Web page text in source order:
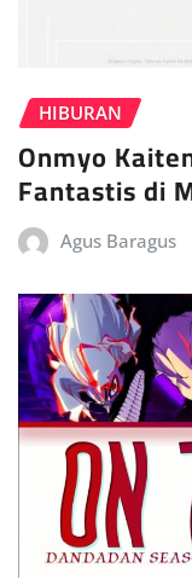
HIBURAN
Onmyo
Fantastis di
Agus Baragus